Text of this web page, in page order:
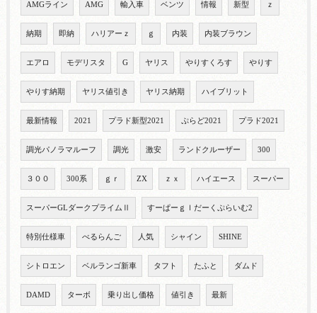
AMGライン AMG 輸入車 ベンツ 情報 新型 ｚ
納期 即納 ハリアーｚ ｇ 内装 内装ブラウン
エアロ モデリスタ G ヤリス やりすくろす やりす
やりす納期 ヤリス値引き ヤリス納期 ハイブリット
最新情報 2021 プラド新型2021 ぷらど2021 プラド2021
調光パノラマルーフ 調光 激安 ランドクルーザー 300
３００ 300系 ｇｒ ZX ｚｘ ハイエース スーパー
スーパーGLダークプライムⅡ すーぱーｇｌだーくぷらいむ2
特別仕様車 べるらんご 人気 シャイン SHINE
シトロエン ベルランゴ新車 タフト たふと ダムド
DAMD ターボ 乗り出し価格 値引き 最新